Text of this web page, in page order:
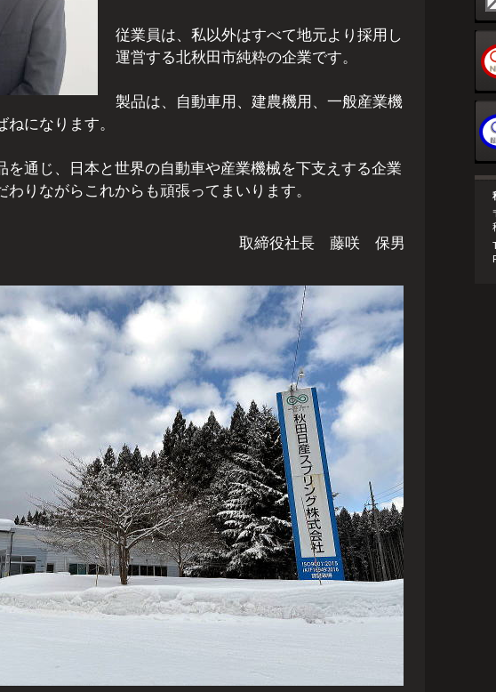
従業員は、私以外はすべて地元より採用し
運営する北秋田市純粋の企業です。
製品は、自動車用、建農機用、一般産業機
になります。
を通じ、日本と世界の自動車や産業機械を下支えする企業
わりながらこれからも頑張ってまいります。
取締役社長 藤咲 保男